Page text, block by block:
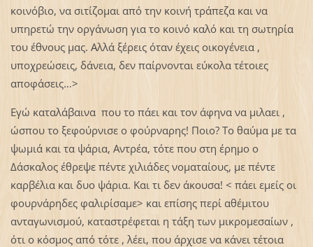
κοινόβιο, να σιτίζομαι από την κοινή τράπεζα και να
υπηρετώ την οργάνωση για το κοινό καλό και τη σωτηρία
του έθνους μας. Αλλά ξέρεις όταν έχεις οικογένεια ,
υποχρεώσεις, δάνεια, δεν παίρνονται εύκολα τέτοιες
αποφάσεις…>
Εγώ καταλάβαινα που το πάει και τον άφηνα να μιλαει ,
ώσπου το ξεφούρνισε ο φούρναρης! Ποιο? Το θαύμα με τα
ψωμιά και τα ψάρια, Αντρέα, τότε που στη έρημο ο
Δάσκαλος έθρεψε πέντε χιλιάδες νοματαίους, με πέντε
καρβέλια και δυο ψάρια. Και τι δεν άκουσα! < πάει εμείς οι
φουρνάρηδες φαλιρίσαμε> και επίσης περί αθέμιτου
ανταγωνισμού, καταστρέφεται η τάξη των μικρομεσαίων ,
ότι ο κόσμος από τότε , λέει, που άρχισε να κάνει τέτοια